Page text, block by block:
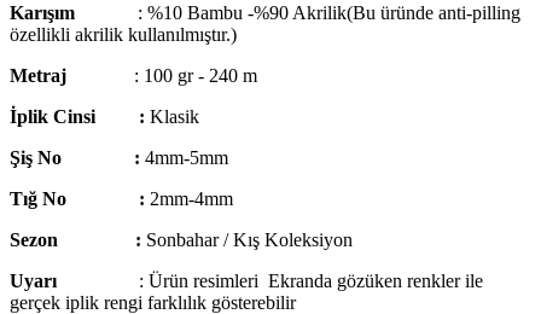
Karışım
: %10 Bambu -%90 Akrilik(Bu üründe anti-pilling
özellikli akrilik kullanılmıştır.)
Metraj : 100 gr - 240 m
İplik Cinsi : Klasik
Şiş No : 4mm-5mm
Tığ No : 2mm-4mm
Sezon : Sonbahar / Kış Koleksiyon
Uyarı : Ürün resimleri Ekranda gözüken renkler ile
gerçek iplik rengi farklılık gösterebilir